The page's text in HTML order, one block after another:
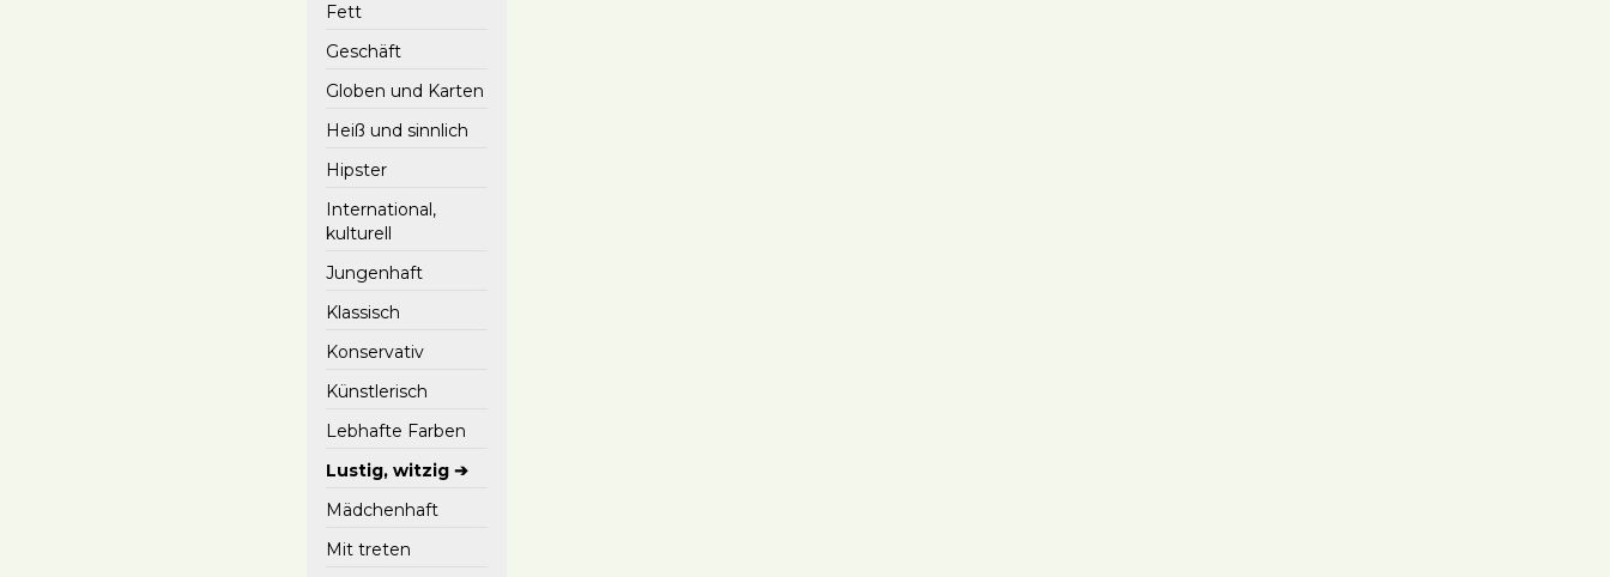
Fett
Geschäft
Globen und Karten
Heiß und sinnlich
Hipster
International,
kulturell
Jungenhaft
Klassisch
Konservativ
Künstlerisch
Lebhafte Farben
Lustig, witzig ➔
Mädchenhaft
Mit treten